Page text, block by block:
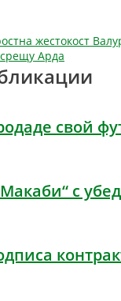
жестокост
Арда
свой
с